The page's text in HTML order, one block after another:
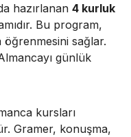
hazırlanan 4 kurluk
Bu program,
öğrenmesini sağlar.
günlük
kursları
Gramer, konuşma,